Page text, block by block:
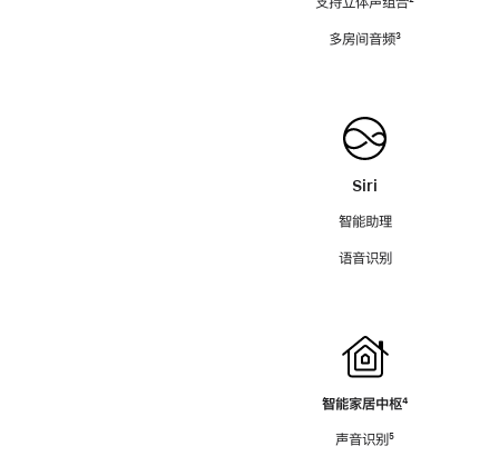
多房间音频脚
³
Siri
智能助理
语音识别
智能家居中枢脚
⁴
声音识别脚
⁵